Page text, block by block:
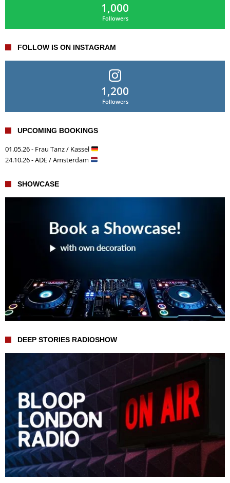
1,000
Followers
FOLLOW IS ON INSTAGRAM
1,200
Followers
UPCOMING BOOKINGS
01.05.26 - Frau Tanz / Kassel
24.10.26 - ADE / Amsterdam
SHOWCASE
DEEP STORIES RADIOSHOW